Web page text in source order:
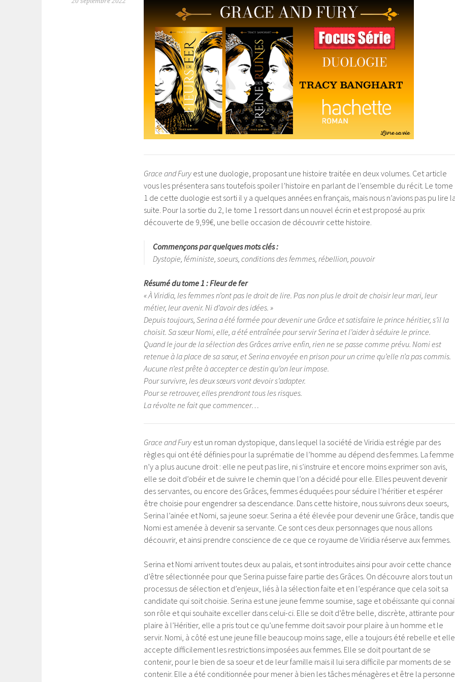
Grace and Fury est une duologie, proposant une histoire traitée en deux volumes. Cet article
vous les présentera sans toutefois spoiler l’histoire en parlant de l’ensemble du récit. Le tome
1 de cette duologie est sorti il y a quelques années en français, mais nous n’avions pas pu lire
suite. Pour la sortie du 2, le tome 1 ressort dans un nouvel écrin et est proposé au prix
découverte de 9,99€, une belle occasion de découvrir cette histoire.
Commençons par quelques mots clés :
Dystopie, féministe, soeurs, conditions des femmes, rébellion, pouvoir
Résumé du tome 1 : Fleur de fer
« À Viridia, les femmes n’ont pas le droit de lire. Pas non plus le droit de choisir leur mari, leur
métier, leur avenir. Ni d’avoir des idées. »
Depuis toujours, Serina a été formée pour devenir une Grâce et satisfaire le prince héritier, s’il la
choisit. Sa sœur Nomi, elle, a été entraînée pour servir Serina et l’aider à séduire le prince.
Quand le jour de la sélection des Grâces arrive enfin, rien ne se passe comme prévu. Nomi est
retenue à la place de sa sœur, et Serina envoyée en prison pour un crime qu’elle n’a pas commis.
Aucune n’est prête à accepter ce destin qu’on leur impose.
Pour survivre, les deux sœurs vont devoir s’adapter.
Pour se retrouver, elles prendront tous les risques.
La révolte ne fait que commencer…
Grace and Fury est un roman dystopique, dans lequel la société de Viridia est régie par des
règles qui ont été définies pour la suprématie de l’homme au dépend des femmes. La femme
n’y a plus aucune droit : elle ne peut pas lire, ni s’instruire et encore moins exprimer son avis,
elle se doit d’obéir et de suivre le chemin que l’on a décidé pour elle. Elles peuvent devenir
des servantes, ou encore des Grâces, femmes éduquées pour séduire l’héritier et espérer
être choisie pour engendrer sa descendance. Dans cette histoire, nous suivrons deux soeurs,
Serina l’ainée et Nomi, sa jeune soeur. Serina a été élevée pour devenir une Grâce, tandis que
Nomi est amenée à devenir sa servante. Ce sont ces deux personnages que nous allons
découvrir, et ainsi prendre conscience de ce que ce royaume de Viridia réserve aux femmes.
Serina et Nomi arrivent toutes deux au palais, et sont introduites ainsi pour avoir cette chance
d’être sélectionnée pour que Serina puisse faire partie des Grâces. On découvre alors tout un
processus de sélection et d’enjeux, liés à la sélection faite et en l’espérance que cela soit sa
candidate qui soit choisie. Serina est une jeune femme soumise, sage et obéissante qui
son rôle et qui souhaite exceller dans celui-ci. Elle se doit d’être belle, discrète, attirante pour
plaire à l’Héritier, elle a pris tout ce qu’une femme doit savoir pour plaire à un homme et le
servir. Nomi, à côté est une jeune fille beaucoup moins sage, elle a toujours été rebelle et elle
accepte difficilement les restrictions imposées aux femmes. Elle se doit pourtant de se
contenir, pour le bien de sa soeur et de leur famille mais il lui sera difficile par moments de se
contenir. Elle a été conditionnée pour mener à bien les tâches ménagères et être la personne